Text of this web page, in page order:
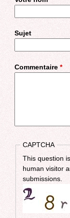
Sujet
Commentaire *
CAPTCHA
This question
human visitor
submissions.